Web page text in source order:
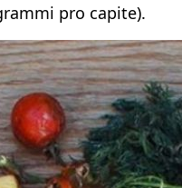
pro capite).